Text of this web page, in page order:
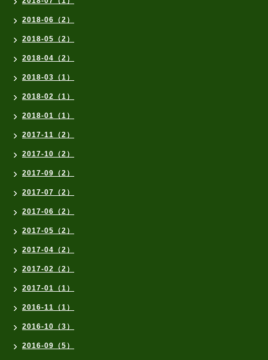
2018-06（2）
2018-05（2）
2018-04（2）
2018-03（1）
2018-02（1）
2018-01（1）
2017-11（2）
2017-10（2）
2017-09（2）
2017-07（2）
2017-06（2）
2017-05（2）
2017-04（2）
2017-02（2）
2017-01（1）
2016-11（1）
2016-10（3）
2016-09（5）